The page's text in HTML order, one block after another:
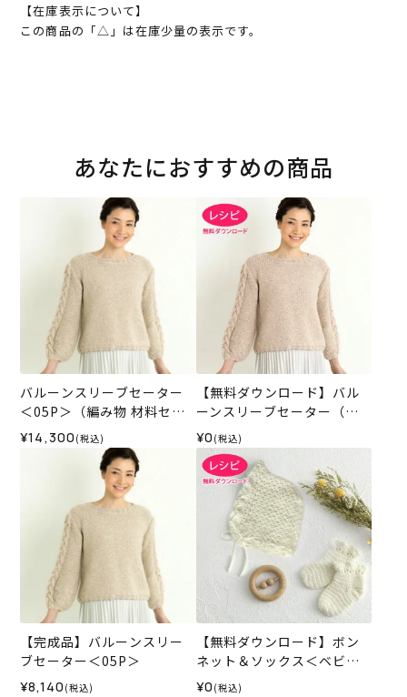
【在庫表示について】
この商品の「△」は在庫少量の表示です。
あなたにおすすめの商品
バルーンスリーブセーター
＜05P＞（編み物 材料セッ
ト）
¥14,300 (税込)
【無料ダウンロード】バル
ーンスリーブセーター（レ
シピ）
¥0 (税込)
【完成品】バルーンスリー
ブセーター＜05P＞
¥8,140 (税込)
【無料ダウンロード】ボン
ネット＆ソックス＜ベビー
パレット＞（レシピ）
¥0 (税込)